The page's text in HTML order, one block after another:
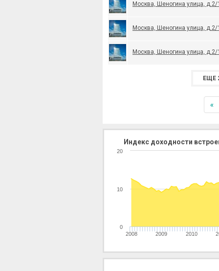
Москва, Шеногина улица, д.2/
Москва, Шеногина улица, д.2/
Москва, Шеногина улица, д.2/
ЕЩЕ
«
Индекс доходности
2008 2009 2010
0
10
20